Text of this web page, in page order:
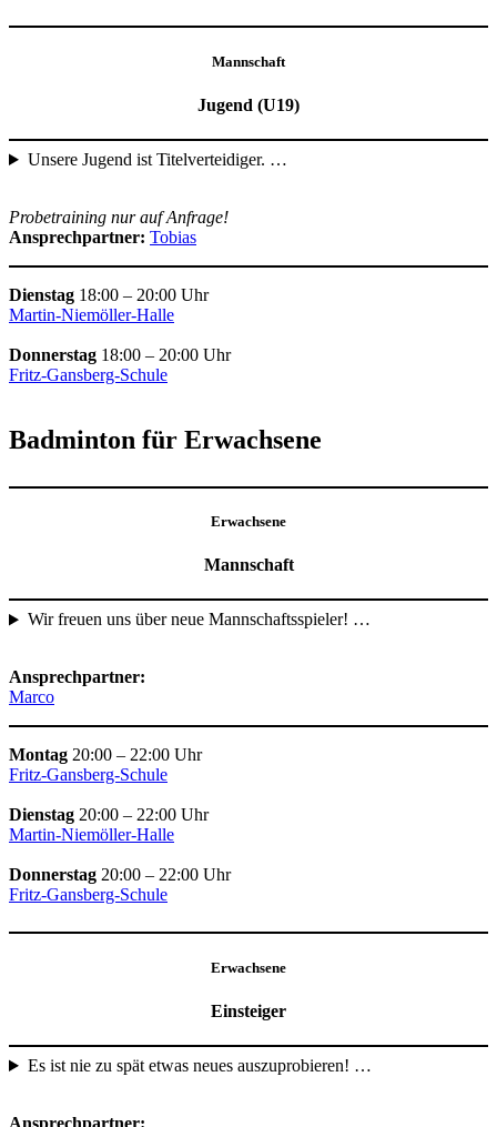
Mannschaft
Jugend (U19)
Unsere Jugend ist Titelverteidiger. …
Probetraining nur auf Anfrage!
Ansprechpartner: Tobias
Dienstag 18:00 – 20:00 Uhr
Martin-Niemöller-Halle
Donnerstag 18:00 – 20:00 Uhr
Fritz-Gansberg-Schule
Badminton für Erwachsene
Erwachsene
Mannschaft
Wir freuen uns über neue Mannschaftsspieler! …
Ansprechpartner:
Marco
Montag 20:00 – 22:00 Uhr
Fritz-Gansberg-Schule
Dienstag 20:00 – 22:00 Uhr
Martin-Niemöller-Halle
Donnerstag 20:00 – 22:00 Uhr
Fritz-Gansberg-Schule
Erwachsene
Einsteiger
Es ist nie zu spät etwas neues auszuprobieren! …
Ansprechpartner: